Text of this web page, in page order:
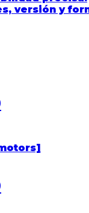
versión y